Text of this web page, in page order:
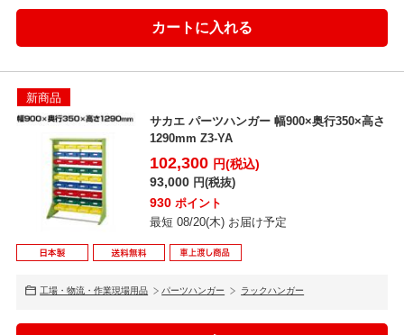
新商品
サカエ パーツハンガー 幅900×奥行350×高さ
1290mm Z3-YA
102,300 円(税込)
93,000 円(税抜)
930 ポイント
最短 08/20(木) お届け予定
工場・物流・作業現場用品 パーツハンガー ラックハンガー